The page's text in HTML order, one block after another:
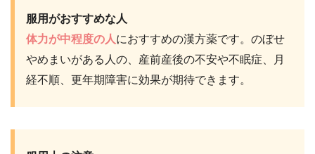
服用がおすすめな人
体力が中程度の人におすすめの漢方薬です。のぼせ
やめまいがある人の、産前産後の不安や不眠症、月
経不順、更年期障害に効果が期待できます。